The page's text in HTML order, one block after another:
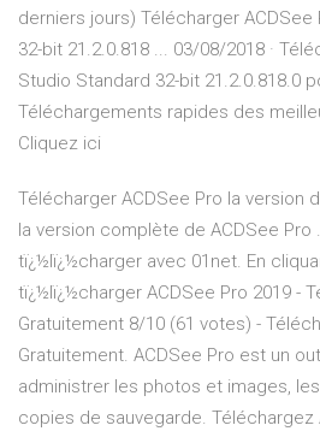
derniers jours) Télécharger
32-bit 21.2.0.818 ... 03/08/2018 ·
Studio Standard 32-bit 21.2.0.818.0
Téléchargements rapides des
Cliquez ici
Télécharger ACDSee Pro la version
la version complète de ACDSee Pro
tï¿½lï¿½charger avec 01net. En
tï¿½lï¿½charger ACDSee Pro 2019 -
Gratuitement 8/10 (61 votes) -
Gratuitement. ACDSee Pro est un
administrer les photos et images,
copies de sauvegarde. Téléchargez